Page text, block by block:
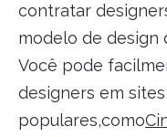
contratar
modelo de design
Você pode
designers em sites
populares,como